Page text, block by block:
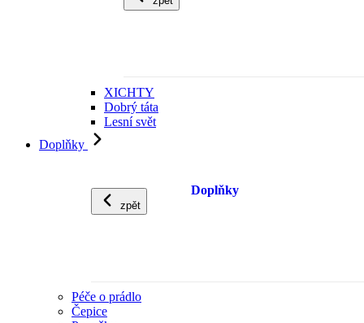
XICHTY
Dobrý táta
Lesní svět
Doplňky
zpět
Doplňky
Péče o prádlo
Čepice